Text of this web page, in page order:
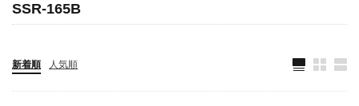
SSR-165B
新着順 人気順